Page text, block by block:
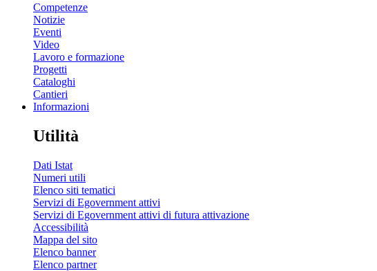
Competenze
Notizie
Eventi
Video
Lavoro e formazione
Progetti
Cataloghi
Cantieri
Informazioni
Utilità
Dati Istat
Numeri utili
Elenco siti tematici
Servizi di Egovernment attivi
Servizi di Egovernment attivi di futura attivazione
Accessibilità
Mappa del sito
Elenco banner
Elenco partner